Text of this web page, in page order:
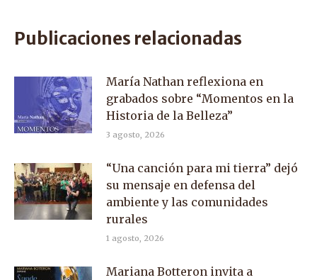
Publicaciones relacionadas
María Nathan reflexiona en
grabados sobre “Momentos en la
Historia de la Belleza”
3 agosto, 2026
“Una canción para mi tierra” dejó
su mensaje en defensa del
ambiente y las comunidades
rurales
1 agosto, 2026
Mariana Botteron invita a